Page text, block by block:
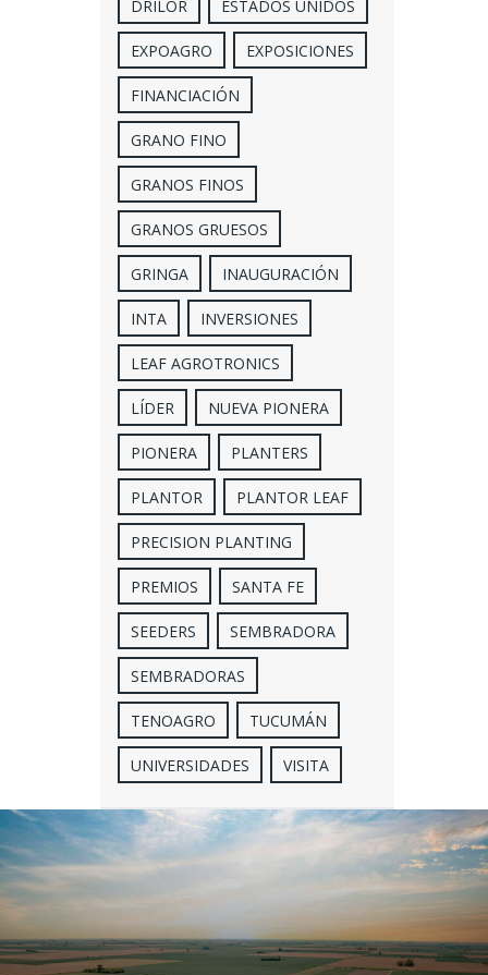
DRILOR ESTADOS UNIDOS
EXPOAGRO EXPOSICIONES
FINANCIACIÓN
GRANO FINO
GRANOS FINOS
GRANOS GRUESOS
GRINGA INAUGURACIÓN
INTA INVERSIONES
LEAF AGROTRONICS
LÍDER NUEVA PIONERA
PIONERA PLANTERS
PLANTOR PLANTOR LEAF
PRECISION PLANTING
PREMIOS SANTA FE
SEEDERS SEMBRADORA
SEMBRADORAS
TENOAGRO TUCUMÁN
UNIVERSIDADES VISITA